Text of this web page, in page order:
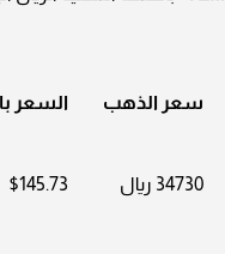
سعر الذهب السعر
34730 ريال $145.73